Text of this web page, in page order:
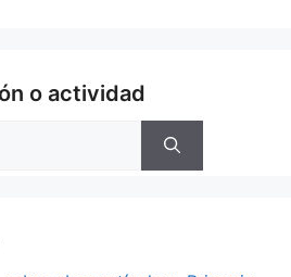
o actividad